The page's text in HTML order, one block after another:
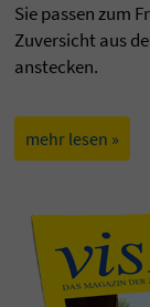
Sie passen zum
Zuversicht aus
anstecken.
mehr lesen »